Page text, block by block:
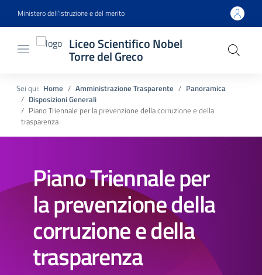
Ministero dell'Istruzione e del merito
Liceo Scientifico Nobel
Torre del Greco
Sei qui: Home Amministrazione Trasparente
Panoramica
Disposizioni Generali
Piano Triennale per la prevenzione della corruzione e della
trasparenza
Piano Triennale per
la prevenzione della
corruzione e della
trasparenza